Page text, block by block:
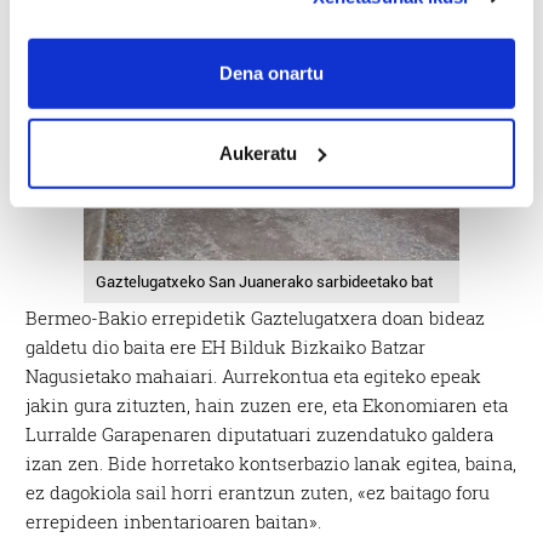
If you allow, we would also like to:
Collect information about your geographical
meters
Identify your device by actively scanning it for
specific characteristics (fingerprinting)
Find out more about how your personal data is processed
and set your preferences in thedetails section.
Guk eta gure bazkideek zure datu pertsonalak
prozesatzen ditugu, zure IP zenbakia, besteak beste,
teknologia erabiliz, cookieak adibidez, iragarki eta eduki
pertsonalizatuak eskaintzeko, iragarkiak eta edukia
neurtzeko, jendeari buruzko informazioa biltzeko eta
produktuak garatzeko. Zure datuak nork eta zertarako
erabiltzen dituen hauta dezakezu.
Dena onartu
Aukeratu
Gaztelugatxeko San Juanerako sarbideetako bat
Bermeo-Bakio errepidetik Gaztelugatxera doan bideaz
galdetu dio baita ere EH Bilduk Bizkaiko Batzar
Nagusietako mahaiari. Aurrekontua eta egiteko epeak
jakin gura zituzten, hain zuzen ere, eta Ekonomiaren eta
Lurralde Garapenaren diputatuari zuzendatuko galdera
izan zen. Bide horretako kontserbazio lanak egitea, baina,
ez dagokiola sail horri erantzun zuten, «ez baitago foru
errepideen inbentarioaren baitan».